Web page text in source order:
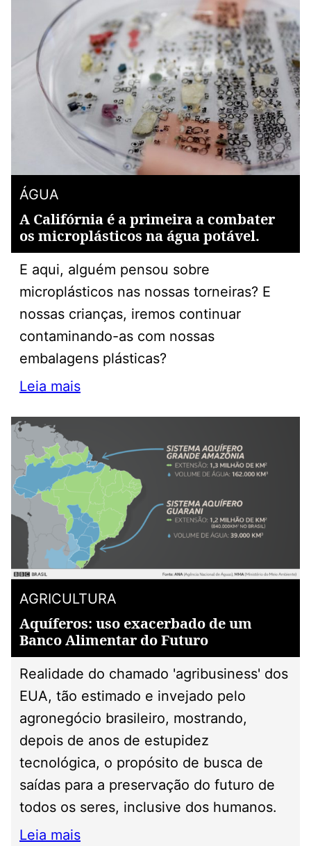
ÁGUA
A Califórnia é a primeira a combater
os microplásticos na água potável.
E aqui, alguém pensou sobre
microplásticos nas nossas torneiras? E
nossas crianças, iremos continuar
contaminando-as com nossas
embalagens plásticas?
Leia mais
AGRICULTURA
Aquíferos: uso exacerbado de um
Banco Alimentar do Futuro
Realidade do chamado 'agribusiness' dos
EUA, tão estimado e invejado pelo
agronegócio brasileiro, mostrando,
depois de anos de estupidez
tecnológica, o propósito de busca de
saídas para a preservação do futuro de
todos os seres, inclusive dos humanos.
Leia mais